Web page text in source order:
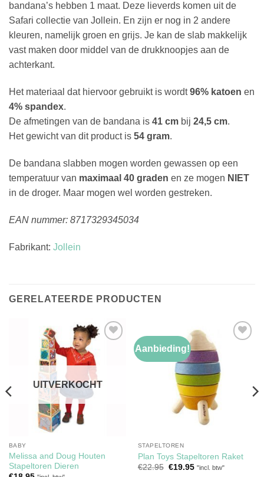
bandana’s hebben 1 maat. Deze lieverds komen uit de
Safari collectie van Jollein. En zijn er nog in 2 andere
kleuren, namelijk groen en grijs. Je kan de slab makkelijk
vast maken door middel van de drukknoopjes aan de
achterkant.
Het materiaal dat hiervoor gebruikt is wordt96% katoen en
4% spandex.
De afmetingen van de bandana is 41 cm bij 24,5 cm.
Het gewicht van dit product is 54 gram.
De bandana slabben mogen worden gewassen op een
temperatuur van maximaal 40 graden en ze mogen NIET
in de droger. Maar mogen wel worden gestreken.
EAN nummer: 8717329345034
Fabrikant: Jollein
GERELATEERDE PRODUCTEN
Toevoegen
verlanglijst
UITVERKOCHT
BABY
Melissa and Doug Houten
Stapeltoren Dieren
Aanbieding!
Toevoegen
verlanglijst
STAPELTOREN
Plan Toys Stapeltoren Raket
€22.95 Oorspronkelijke
€19.95Huidige
"incl. btw"